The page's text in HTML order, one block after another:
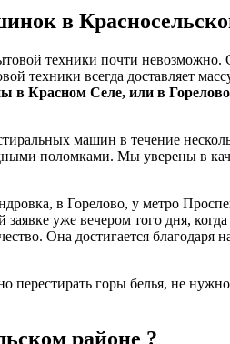
в
техники почти
техники всегда доставляет
в Красном Селе, или в Горелово
машин в течение
поломками. Мы уверены в
в Горелово, у метро
заявке уже вечером того дня,
Она достигается
горы белья, не
районе ?